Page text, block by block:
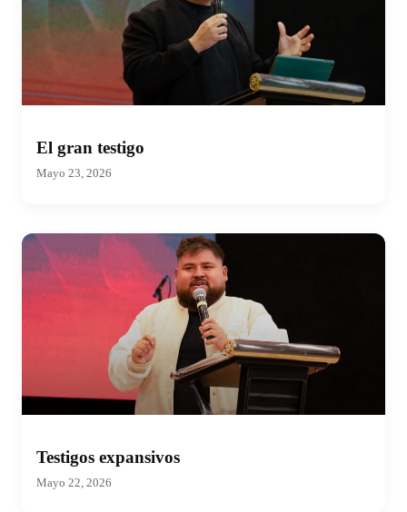
El gran testigo
Mayo 23, 2026
Testigos expansivos
Mayo 22, 2026